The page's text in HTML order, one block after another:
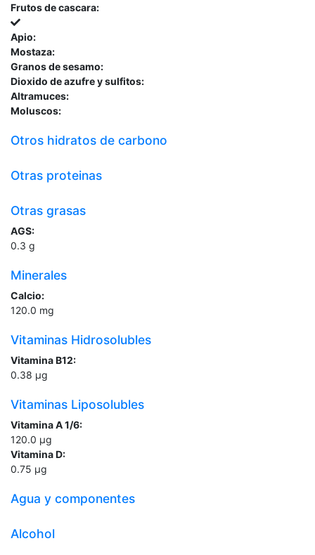
Frutos de cascara:
Apio:
Mostaza:
Granos de sesamo:
Dioxido de azufre y sulfitos:
Altramuces:
Moluscos:
Otros hidratos de carbono
Otras proteinas
Otras grasas
AGS:
0.3 g
Minerales
Calcio:
120.0 mg
Vitaminas Hidrosolubles
Vitamina B12:
0.38 µg
Vitaminas Liposolubles
Vitamina A 1/6:
120.0 µg
Vitamina D:
0.75 µg
Agua y componentes
Alcohol